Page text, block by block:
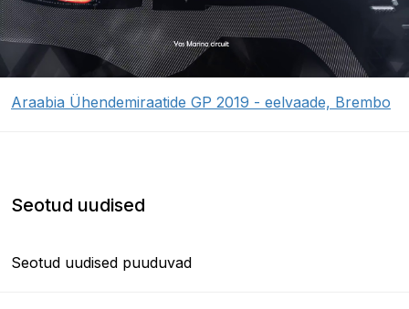
Araabia Ühendemiraatide GP 2019 - eelvaade, Brembo
Seotud uudised
Seotud uudised puuduvad